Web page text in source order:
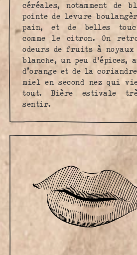
céréales, notamment de
pointe de levure
pain, et de belles
comme le citron. On
odeurs de fruits à noyaux
blanche, un peu d'épices,
d’orange et de la
miel en second nez qui
tout. Bière estivale
sentir.